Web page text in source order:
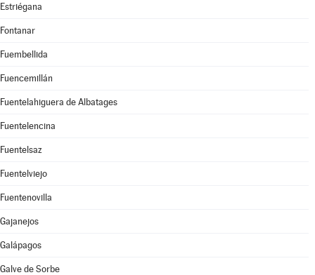
Estriégana
Fontanar
Fuembellida
Fuencemillán
Fuentelahiguera de Albatages
Fuentelencina
Fuentelsaz
Fuentelviejo
Fuentenovilla
Gajanejos
Galápagos
Galve de Sorbe